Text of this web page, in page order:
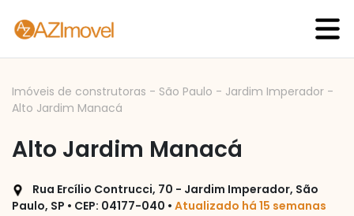
Imóveis de construtoras - São Paulo - Jardim Imperador -
Alto Jardim Manacá
Alto Jardim Manacá
Rua Ercílio Contrucci, 70 - Jardim Imperador, São
Paulo, SP • CEP: 04177-040 • Atualizado há 15 semanas